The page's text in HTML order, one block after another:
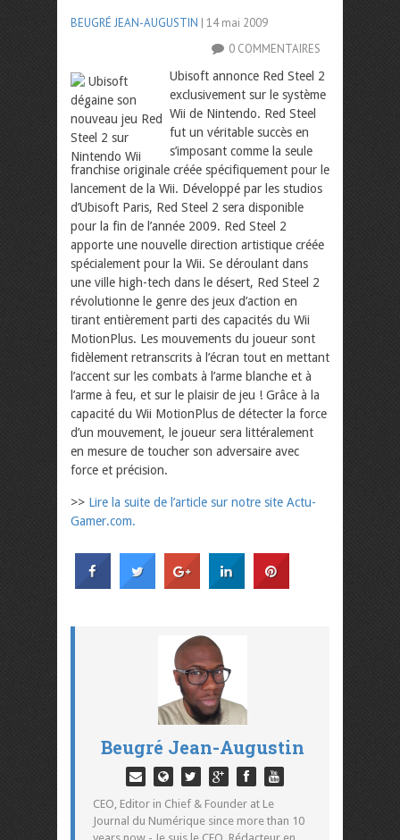
BEUGRÉ JEAN-AUGUSTIN | 14 mai 2009
0 COMMENTAIRES
Ubisoft annonce Red Steel 2
exclusivement sur le système
Wii de Nintendo. Red Steel
fut un véritable succès en
s’imposant comme la seule
franchise originale créée spécifiquement pour le
lancement de la Wii. Développé par les studios
d’Ubisoft Paris, Red Steel 2 sera disponible
pour la fin de l’année 2009. Red Steel 2
apporte une nouvelle direction artistique créée
spécialement pour la Wii. Se déroulant dans
une ville high-tech dans le désert, Red Steel 2
révolutionne le genre des jeux d’action en
tirant entièrement parti des capacités du Wii
MotionPlus. Les mouvements du joueur sont
fidèlement retranscrits à l’écran tout en mettant
l’accent sur les combats à l’arme blanche et à
l’arme à feu, et sur le plaisir de jeu ! Grâce à la
capacité du Wii MotionPlus de détecter la force
d’un mouvement, le joueur sera littéralement
en mesure de toucher son adversaire avec
force et précision.
>> Lire la suite de l’article sur notre site Actu-
Gamer.com.
Beugré Jean-Augustin
CEO, Editor in Chief & Founder at Le
Journal du Numérique since more than 10